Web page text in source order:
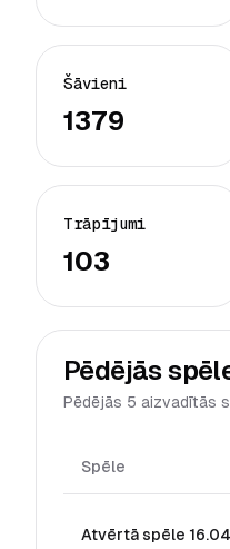
Šāvieni
1379
Trāpījumi
103
Pēdējās
Pēdējās 5 aizvadītās
Spēle
Atvērtā spēle